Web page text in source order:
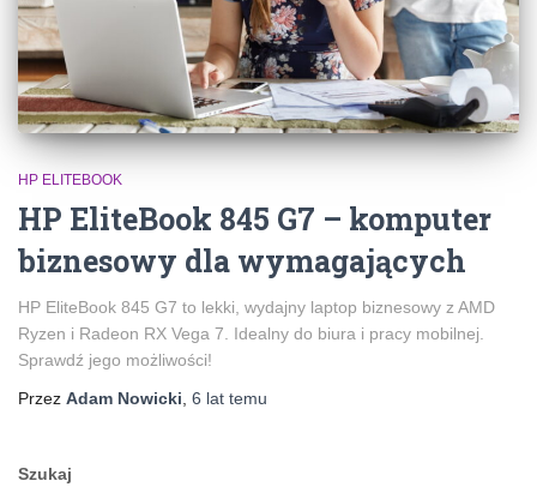
HP ELITEBOOK
HP EliteBook 845 G7 – komputer
biznesowy dla wymagających
HP EliteBook 845 G7 to lekki, wydajny laptop biznesowy z AMD
Ryzen i Radeon RX Vega 7. Idealny do biura i pracy mobilnej.
Sprawdź jego możliwości!
Przez Adam Nowicki 6 lat temu
Szukaj